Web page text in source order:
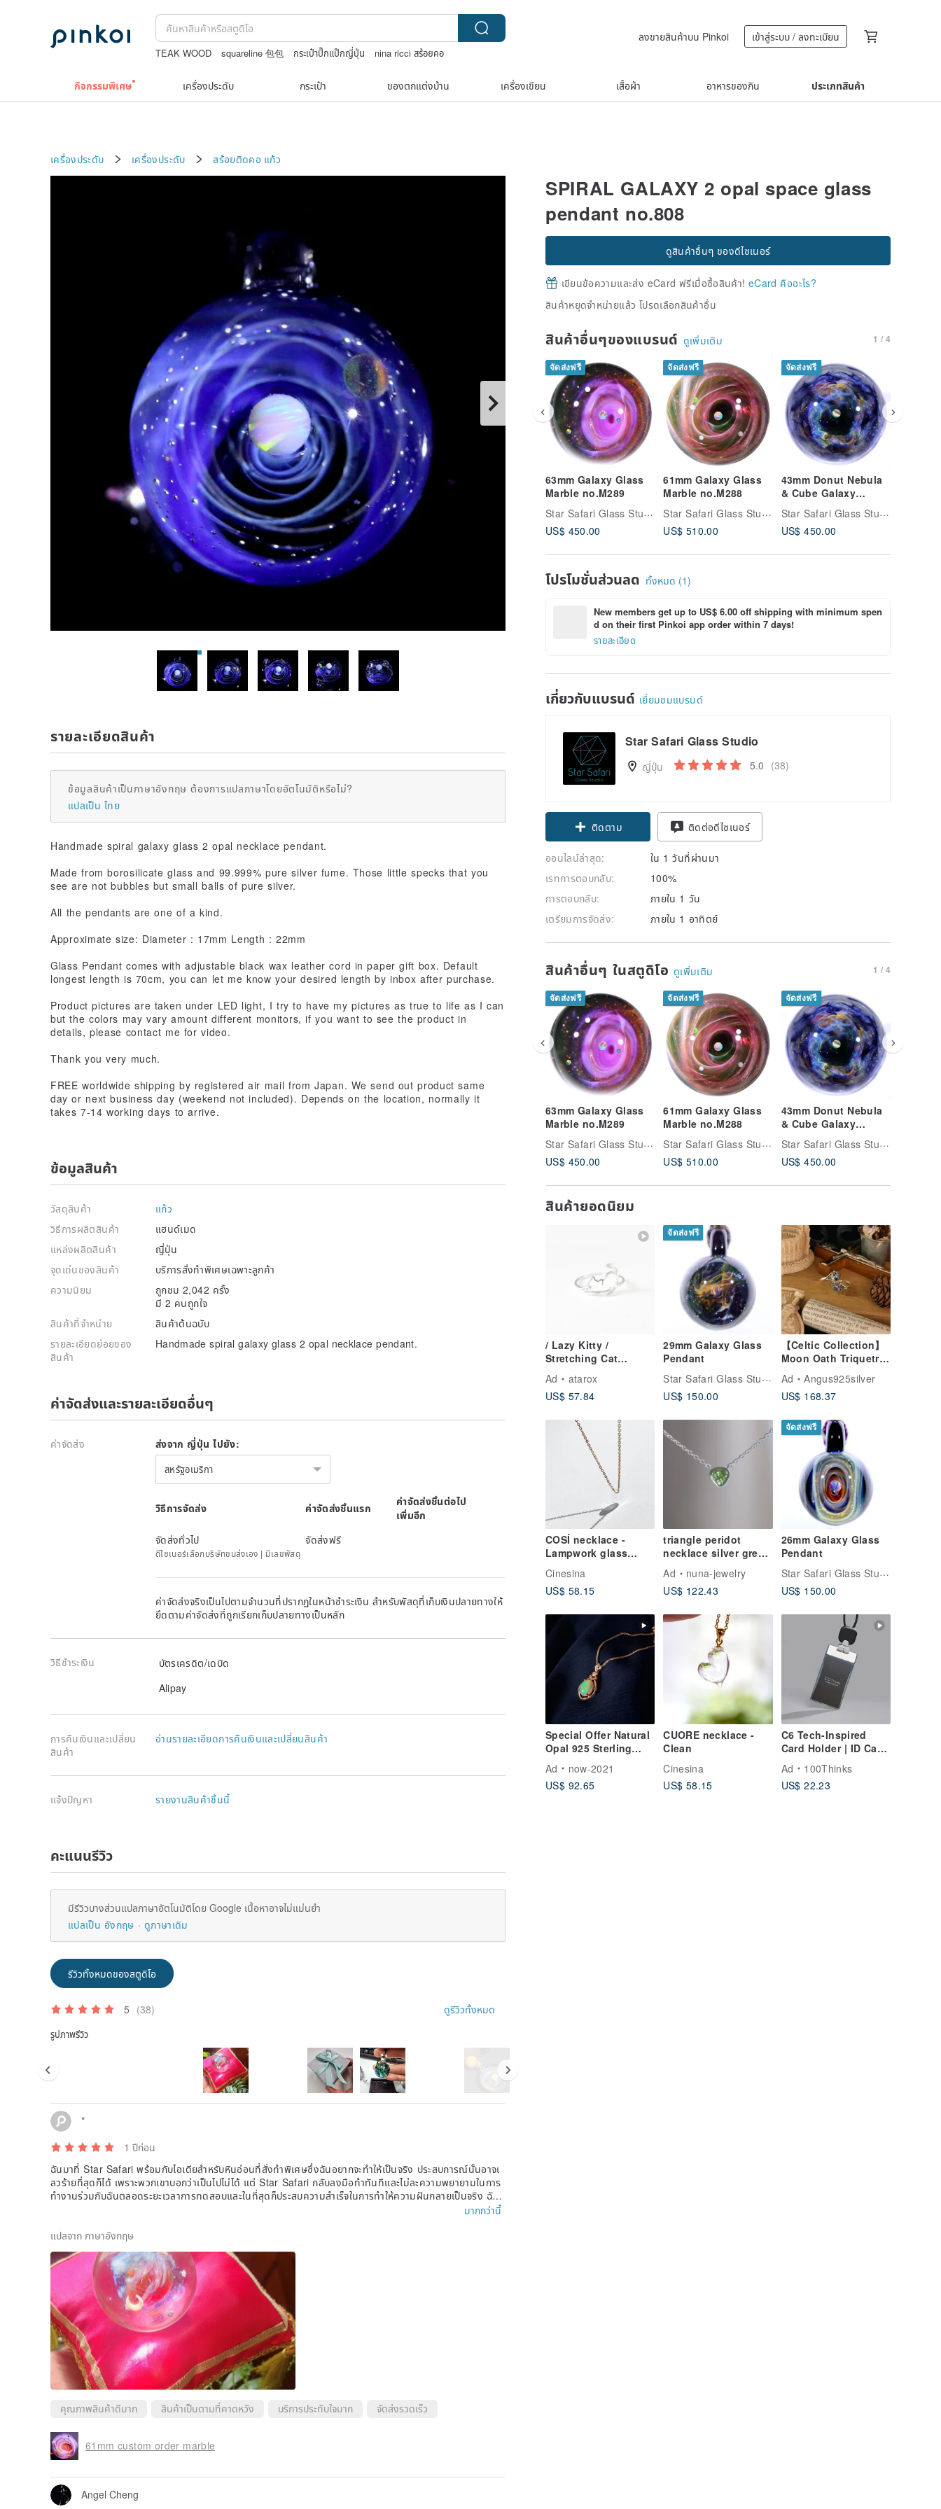
TEAK WOOD squareline 包包 กระเป๋าปิ๊กแป๊กญี่ปุ่น
nina ricci สร้อยคอ
ลงขายสินค้าบน Pinkoi เข้าสู่ระบบ / ลงทะเบียน
กิจกรรมพิเศษ เครื่องประดับ กระเป๋า ของตกแต่งบ้าน เครื่องเขียน เสื้อผ้า อาหารของกิน ประเภทสินค้า
เครื่องประดับ เครื่องประดับ สร้อยติดคอ แก้ว
SPIRAL GALAXY 2 opal space glass
pendant no.808
ดูสินค้าอื่นๆ ของดีไซเนอร์
เขียนข้อความและส่ง eCard ฟรีเมื่อซื้อสินค้า! eCard คืออะไร?
สินค้าหยุดจำหน่ายแล้ว โปรดเลือกสินค้าอื่น
สินค้าอื่นๆของแบรนด์ ดูเพิ่มเติม 1 / 4
จัดส่งฟรี
63mm Galaxy Glass
Marble no.M289
Star Safari Glass Studio
US$ 450.00
จัดส่งฟรี
61mm Galaxy Glass
Marble no.M288
Star Safari Glass Studio
US$ 510.00
จัดส่งฟรี
43mm Donut Nebula
& Cube Galaxy
Star Safari Glass Studio
US$ 450.00
โปรโมชั่นส่วนลด ทั้งหมด (1)
New members get up to US$ 6.00 off shipping with minimum spen
d on their first Pinkoi app order within 7 days!
รายละเอียด
เกี่ยวกับแบรนด์ เยี่ยมชมแบรนด์
Star Safari Glass Studio
ญี่ปุ่น 5.0 (38)
ติดตาม ติดต่อดีไซเนอร์
ออนไลน์ล่าสุด:
ใน 1 วันที่ผ่านมา
เรทการตอบกลับ:
100%
การตอบกลับ:
ภายใน 1 วัน
เตรียมการจัดส่ง:
ภายใน 1 อาทิตย์
สินค้าอื่นๆ ในสตูดิโอ ดูเพิ่มเติม 1 / 4
จัดส่งฟรี
63mm Galaxy Glass
Marble no.M289
Star Safari Glass Studio
US$ 450.00
จัดส่งฟรี
61mm Galaxy Glass
Marble no.M288
Star Safari Glass Studio
US$ 510.00
จัดส่งฟรี
43mm Donut Nebula
& Cube Galaxy
Marble no.M293
Star Safari Glass Studio
US$ 450.00
สินค้ายอดนิยม
/ Lazy Kitty /
Stretching Cat
Earrings 925 Sterling
Silver Ring
Ad
atarox
US$ 57.84
จัดส่งฟรี
29mm Galaxy Glass
Pendant
Star Safari Glass Studio
US$ 150.00
【Celtic Collection】
Moon Oath Triquetra
/ Sri Lankan
Moonstone / Silver
Ad
Angus925silver
US$ 168.37
COSÍ necklace -
Lampwork glass
necklace
Cinesina
US$ 58.15
triangle peridot
necklace silver green
天然石
Ad
nuna-jewelry
US$ 122.43
จัดส่งฟรี
26mm Galaxy Glass
Pendant
Star Safari Glass Studio
US$ 150.00
Special Offer Natural
Opal 925 Sterling
Classic Necklace
Unique Piece Gift
Ad
now-2021
US$ 92.65
CUORE necklace -
Clean
Cinesina
US$ 58.15
C6 Tech-Inspired
Card Holder | ID Card
Badge Holder |
Retractable Card
Ad
100Thinks
US$ 22.23
รายละเอียดสินค้า
ข้อมูลสินค้าเป็นภาษาอังกฤษ ต้องการแปลภาษาโดยอัตโนมัติหรือไม่?
แปลเป็น ไทย
Handmade spiral galaxy glass 2 opal necklace pendant.
Made from borosilicate glass and 99.999% pure silver fume. Those little specks that you
see are not bubbles but small balls of pure silver.
All the pendants are one of a kind.
Approximate size: Diameter : 17mm Length : 22mm
Glass Pendant comes with adjustable black wax leather cord in paper gift box. Default
longest length is 70cm, you can let me know your desired length by inbox after purchase.
Product pictures are taken under LED light, I try to have my pictures as true to life as I can
but the colors may vary amount different monitors, if you want to see the product in
details, please contact me for video.
Thank you very much.
FREE worldwide shipping by registered air mail from Japan. We send out product same
day or next business day (weekend not included). Depends on the location, normally it
takes 7-14 working days to arrive.
ข้อมูลสินค้า
วัสดุสินค้า
แก้ว
วิธีการผลิตสินค้า
แฮนด์เมด
แหล่งผลิตสินค้า
ญี่ปุ่น
จุดเด่นของสินค้า
บริการสั่งทำพิเศษเฉพาะลูกค้า
ความนิยม
ถูกชม 2,042 ครั้ง
มี 2 คนถูกใจ
สินค้าที่จำหน่าย
สินค้าต้นฉบับ
รายละเอียดย่อยของ
สินค้า
Handmade spiral galaxy glass 2 opal necklace pendant.
ค่าจัดส่งและรายละเอียดอื่นๆ
ค่าจัดส่ง ส่งจาก ญี่ปุ่น ไปยัง:
สหรัฐอเมริกา
วิธีการจัดส่ง ค่าจัดส่งชิ้นแรก
ค่าจัดส่งชิ้นต่อไป
เพิ่มอีก
จัดส่งทั่วไป
จัดส่งฟรี
ดีไซเนอร์เลือกบริษัทขนส่งเอง | มีเลขพัสดุ
ค่าจัดส่งจริงเป็นไปตามจำนวนที่ปรากฏในหน้าชำระเงิน สำหรับพัสดุที่เก็บเงินปลายทางให้
ยึดตามค่าจัดส่งที่ถูกเรียกเก็บปลายทางเป็นหลัก
วิธีชำระเงิน
บัตรเครดิต/เดบิด
Alipay
การคืนเงินและเปลี่ยน
สินค้า
อ่านรายละเอียดการคืนเงินและเปลี่ยนสินค้า
แจ้งปัญหา รายงานสินค้าชิ้นนี้
คะแนนรีวิว
มีรีวิวบางส่วนแปลภาษาอัตโนมัติโดย Google เนื้อหาอาจไม่แม่นยำ
แปลเป็น อังกฤษ
ดูภาษาเดิม
รีวิวทั้งหมดของสตูดิโอ
5 (38) ดูรีวิวทั้งหมด
รูปภาพรีวิว
*
1 ปีก่อน
ฉันมาที่ Star Safari พร้อมกับไอเดียสำหรับหินอ่อนที่สั่งทำพิเศษซึ่งฉันอยากจะทำให้เป็นจริง ประสบการณ์นั้นอาจเ
ลวร้ายที่สุดก็ได้ เพราะพวกเขาบอกว่าเป็นไปไม่ได้ แต่ Star Safari กลับลงมือทำทันทีและไม่ละความพยายามในการ
ทำงานร่วมกับฉันตลอดระยะเวลาการทดสอบและในที่สุดก็ประสบความสำเร็จในการทำให้ความฝันกลายเป็นจริง ฉันรู้
สึกขอบคุณมากที่ได้มีโอกาสทำงานร่วมกับและพูดคุยกับเพื่อนของฉันที่ Star Safari ฉันขอแนะนำหินอ่อนเหล่านี้เป็
ปะที่มีคุณค่าอย่างแท้จริง
มากกว่านี้
แปลจาก ภาษาอังกฤษ
คุณภาพสินค้าดีมาก สินค้าเป็นตามที่คาดหวัง บริการประทับใจมาก จัดส่งรวดเร็ว
61mm custom order marble
Angel Cheng